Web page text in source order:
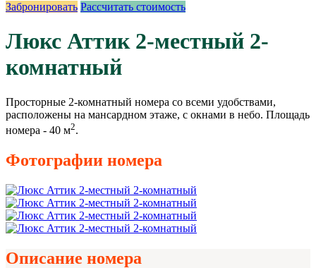
Забронировать Рассчитать стоимость
Люкс Аттик 2-местный 2-
комнатный
Просторные 2-комнатный номера со всеми удобствами,
расположены на мансардном этаже, с окнами в небо. Площадь
номера - 40 м2.
Фотографии номера
Описание номера